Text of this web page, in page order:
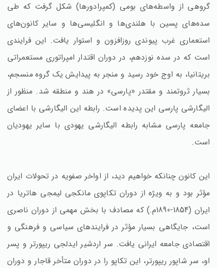
گروهی از واسطه‌های بومی (کمپرادورها) شکل گرفت که طی
سده‌های پسین با هلندی‌ها و انگلیسی‌ها و سایر کانون‌های
استعماری غرب پیوندی روزافزون و استوار یافت. این فرایندی
است که در سده نوزدهم، در دوران اقتدار امپراتوری مستعمراتی
بریتانیا، به اوج خود رسید و منجر به پیدایش یک گروه منسجم،
بسیار ثروتمند و مقتدر «پارسی» در هند و منطقه شد. منظور از
الیگارشی پارسی این پدیده است. رابطه این الیگارشی با اعضای
جامعه پارسی مشابه رابطه الیگارشی یهودی با سایر یهودیان
است.
این کانون چنانکه خواهیم دید، از اواخر صفویه در تحولات ایران
مؤثر بود و به ویژه از دوران تکاپوی مانکجی لیمجی هاتریا در
ایران (1854-1890م.) که مصادف با بخش مهمی از دوران ناصری
است، جایگاهی بسیار مؤثر در فرایندهای سیاسی و فرهنگی و
اقتصادی جامعه ایرانی یافت. سر اردشیر ایدلجی ریپورتر و پسر
او، سر شاپور ریپورتر، این تکاپو را در دوران متأخر قاجار و دوران